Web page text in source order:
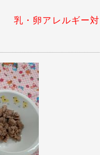
乳・卵アレルギー